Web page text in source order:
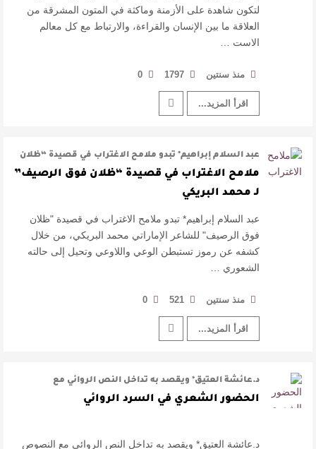
لتكون شاهدة على الأزمنة وماكثة في المتون المشرقة ‏من
العلاقة ما بين الإنسان والقراءة، والارتباط مع كل معالم
الاست …
منذ سنتين 1797
0
اقرأ المزيد...
عبد السلام إبراهيم* تبدو ملامح الاغتراب في قصيدة “ظلان
فوق الرصيف” ل …
ملامح الاغتراب في قصيدة “ظلان فوق الرصيف”
لـ محمد البريكي
عبد السلام إبراهيم* تبدو ملامح الاغتراب في قصيدة "ظلان
فوق الرصيف" للشاعر الإماراتي محمد البريكي، من خلال
كشفه عن رموز تستبطن الوعي واللاوعي وتحيل إلى حالته
الشعوري …
منذ سنتين 521
0
اقرأ المزيد...
د.عائشة العتيق* ويقصد به تداخل النص الروائي مع
النصوص الشعرية المختلفة التي توظف …
الحضور الشعري في السرد الروائي
د.عائشة العتيق* ويقصد به تداخل النص الروائي مع النصوص